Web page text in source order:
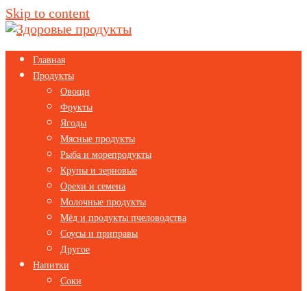
Skip to content
Главная
Продукты
Овощи
Фрукты
Ягоды
Мясные продукты
Рыба и морепродукты
Крупы и зерновые
Орехи и семена
Молочные продукты
Мёд и продукты пчеловодства
Соусы и приправы
Другое
Напитки
Соки